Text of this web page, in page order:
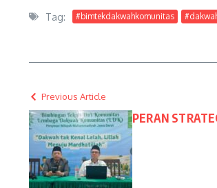
Tag: #bimtekdakwahkomunitas
Previous Article
PERAN